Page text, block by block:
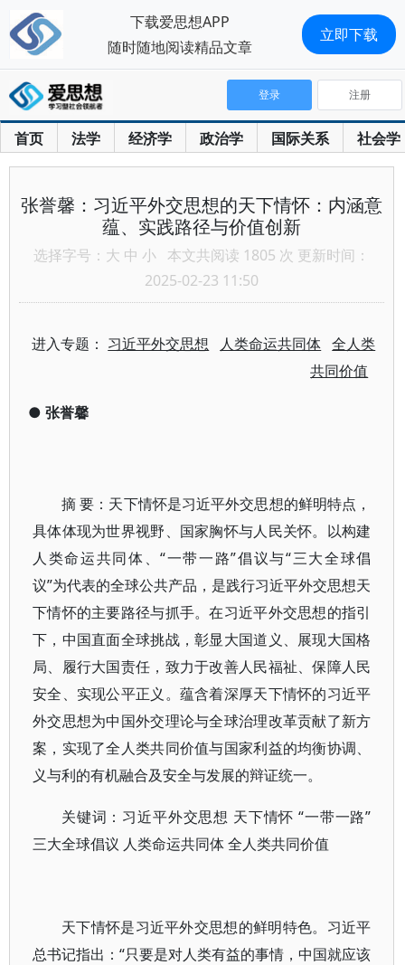
首页 法学 经济学 政治学 国际关系 社会学
登录 注册
张誉馨：习近平外交思想的天下情怀：内涵意
蕴、实践路径与价值创新
选择字号： 大 中 小 本文共阅读 1805 次 更新时间：
2025-02-23 11:50
进入专题： 习近平外交思想 人类命运共同体 全人类
共同价值
● 张誉馨
摘 要：天下情怀是习近平外交思想的鲜明特点，
具体体现为世界视野、国家胸怀与人民关怀。以构建
人类命运共同体、“一带一路”倡议与“三大全球倡
议”为代表的全球公共产品，是践行习近平外交思想天
下情怀的主要路径与抓手。在习近平外交思想的指引
下，中国直面全球挑战，彰显大国道义、展现大国格
局、履行大国责任，致力于改善人民福祉、保障人民
安全、实现公平正义。蕴含着深厚天下情怀的习近平
外交思想为中国外交理论与全球治理改革贡献了新方
案，实现了全人类共同价值与国家利益的均衡协调、
义与利的有机融合及安全与发展的辩证统一。
关键词：习近平外交思想 天下情怀 “一带一路”
三大全球倡议 人类命运共同体 全人类共同价值
天下情怀是习近平外交思想的鲜明特色。习近平
总书记指出：“只要是对人类有益的事情，中国就应该
下载爱思想APP
随时随地阅读精品文章
立即下载